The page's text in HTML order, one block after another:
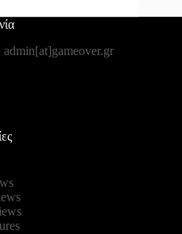
admin[at]gameover.gr